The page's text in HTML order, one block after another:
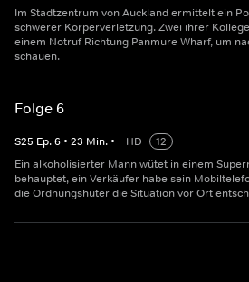
Im Stadtzentrum von Auckland ermittelt ein
schwerer Körperverletzung. Zwei ihrer
einem Notruf Richtung Panmure Wharf, um
schauen.
Folge 6
S25 Ep.6 • 23 Min. • HD
12
Ein alkoholisierter Mann wütet in einem
behauptet, ein Verkäufer habe sein
die Ordnungshüter die Situation vor Ort